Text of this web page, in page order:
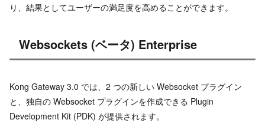
り、結果としてユーザーの満足度を高めることができます。
Websockets (ベータ) Enterprise
Kong Gateway 3.0 では、2 つの新しい Websocket プラグイン
と、独自の Websocket プラグインを作成できる Plugin
Development Kit (PDK) が提供されます。